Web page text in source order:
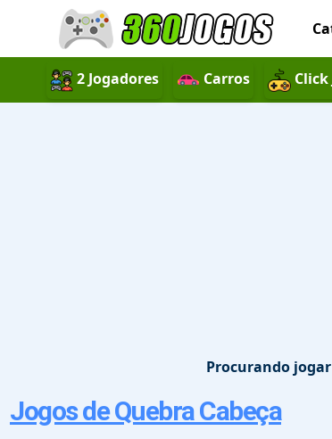
2 Jogadores Carros Click
Procurando
Jogos de Quebra Cabeça